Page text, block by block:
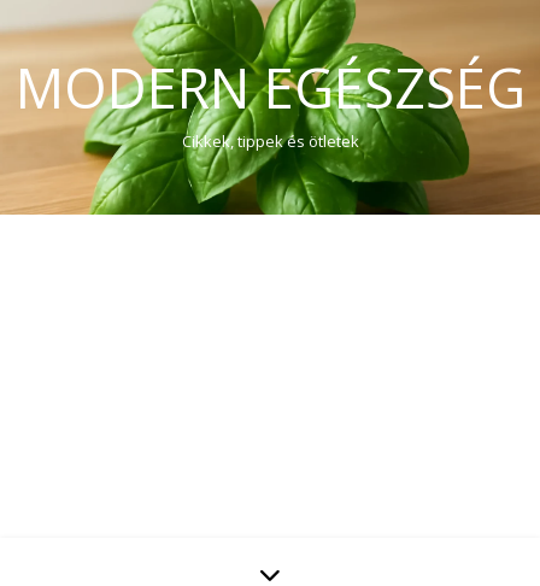
MODERN EGÉSZSÉG
Cikkek, tippek és ötletek